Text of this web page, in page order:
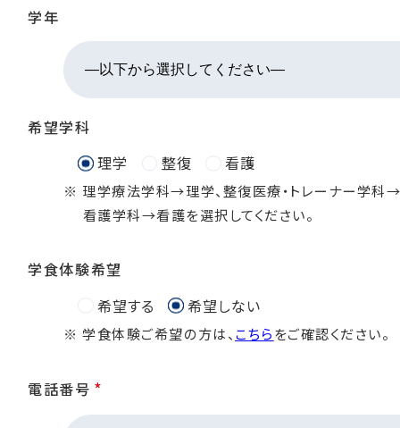
学年
希望学科
理学
整復 看護
※ 理学療法学科→理学、整復医療・トレーナー学科→
看護学科→看護を選択してください。
学食体験希望
希望する
希望しない
※ 学食体験ご希望の方は、 こちらをご確認ください。
電話番号 *